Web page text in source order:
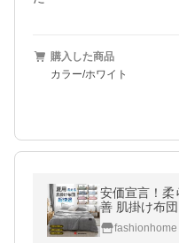
購入した商品
カラー/ホワイト
安価宣言！柔
善 肌掛け布
薄手 抗菌防
敏防止 四季兼
fashionhome